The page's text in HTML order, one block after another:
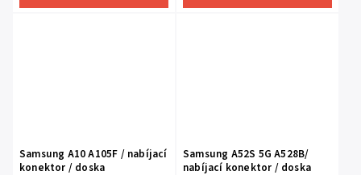
Samsung A10 A105F / nabíjací
konektor / doska
Samsung A52S 5G A528B/
nabíjací konektor / doska